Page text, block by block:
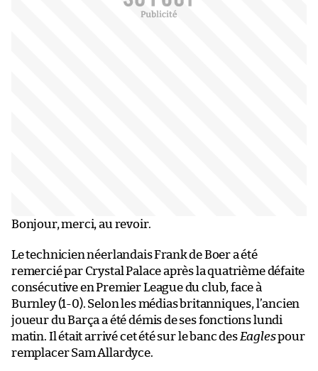
Bonjour, merci, au revoir.
Le technicien néerlandais Frank de Boer a été
remercié par Crystal Palace après la quatrième défaite
consécutive en Premier League du club, face à
Burnley (1-0). Selon les médias britanniques, l’ancien
joueur du Barça a été démis de ses fonctions lundi
matin. Il était arrivé cet été sur le banc des Eaglespour
remplacer Sam Allardyce.